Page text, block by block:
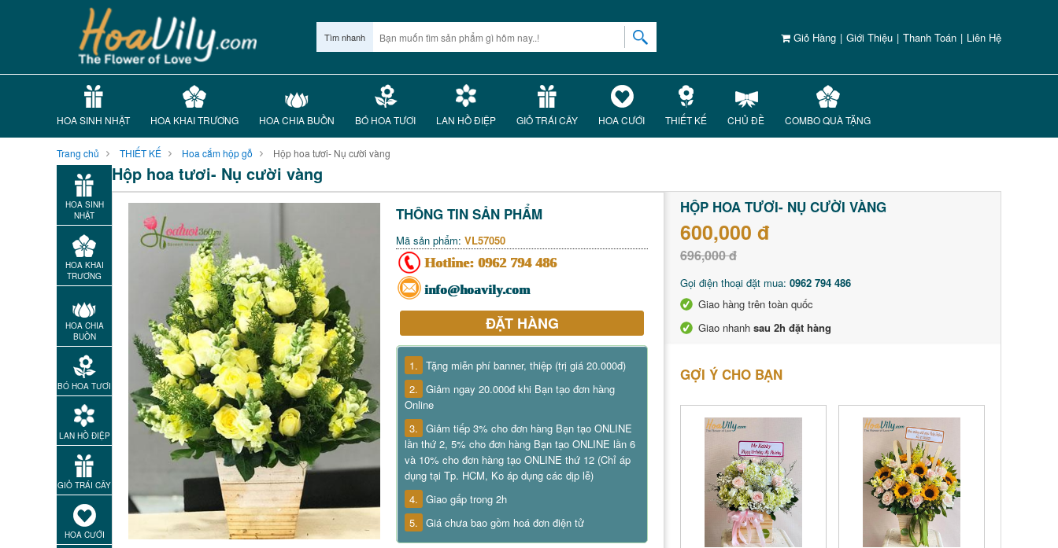
Giỏ Hàng | Giới Thiệu | Thanh Toán | Liên Hệ
Tìm nhanh
HOA SINH NHẬT HOA KHAI TRƯƠNG HOA CHIA BUỒN BÓ HOA TƯƠI LAN HỒ ĐIỆP GIỎ TRÁI CÂY HOA CƯỚI THIẾT KẾ CHỦ ĐỀ COMBO QUÀ TẶNG
Trang chủ THIẾT KẾ Hoa cắm hộp gỗ Hộp hoa tươi- Nụ cười vàng
HOA SINH
NHẬT
HOA KHAI
TRƯƠNG
HOA CHIA
BUỒN
BÓ HOA TƯƠI
LAN HỒ ĐIỆP
GIỎ TRÁI CÂY
HOA CƯỚI
Hộp hoa tươi- Nụ cười vàng
THÔNG TIN SẢN PHẨM
Mã sản phẩm: VL57050
Hotline: 0962 794 486
info@hoavily.com
ĐẶT HÀNG
1. Tặng miễn phí banner, thiệp (trị giá 20.000đ)
2. Giảm ngay 20.000đ khi Bạn tạo đơn hàng
Online
3. Giảm tiếp 3% cho đơn hàng Bạn tạo ONLINE
lần thứ 2, 5% cho đơn hàng Bạn tạo ONLINE lần 6
và 10% cho đơn hàng tạo ONLINE thứ 12 (Chỉ áp
dụng tại Tp. HCM, Ko áp dụng các dịp lễ)
4. Giao gấp trong 2h
5. Giá chưa bao gồm hoá đơn điện tử
HỘP HOA TƯƠI- NỤ CƯỜI VÀNG
600,000 đ
696,000 đ
Gọi điện thoại đặt mua: 0962 794 486
Giao hàng trên toàn quốc
Giao nhanh sau 2h đặt hàng
GỢI Ý CHO BẠN